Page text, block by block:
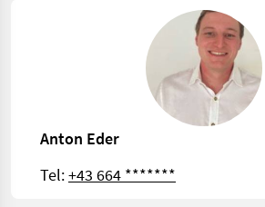
Anton Eder
Tel:+43 664 *******